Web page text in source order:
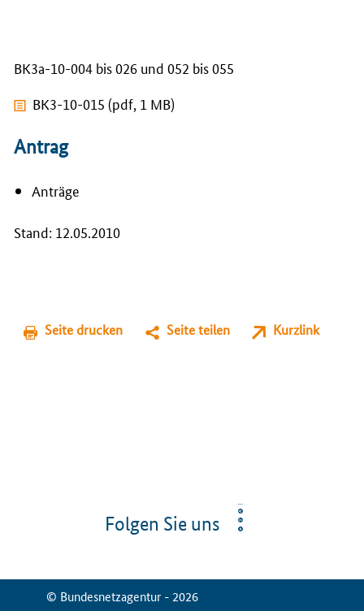
BK3a-10-004 bis 026 und 052 bis 055
BK3-10-015 (pdf, 1 MB)
Antrag
Anträge
Stand: 12.05.2010
Seite drucken Seite teilen Kurzlink
Folgen Sie uns
© Bundesnetzagentur - 2026